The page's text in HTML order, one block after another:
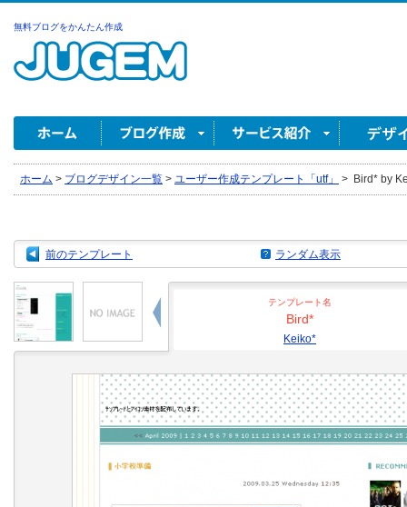
無料ブログをかんたん作成
ホーム > ブログデザイン一覧 > ユーザー作成テンプレート「utf」 > Bird* by
前のテンプレート ランダム表示
テンプレート名
Bird*
Keiko*